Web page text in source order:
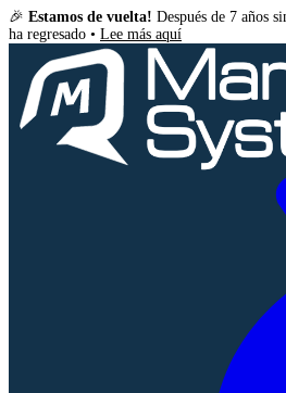
🎉 Estamos de vuelta! Después de 7 años
ha regresado • Lee más aquí